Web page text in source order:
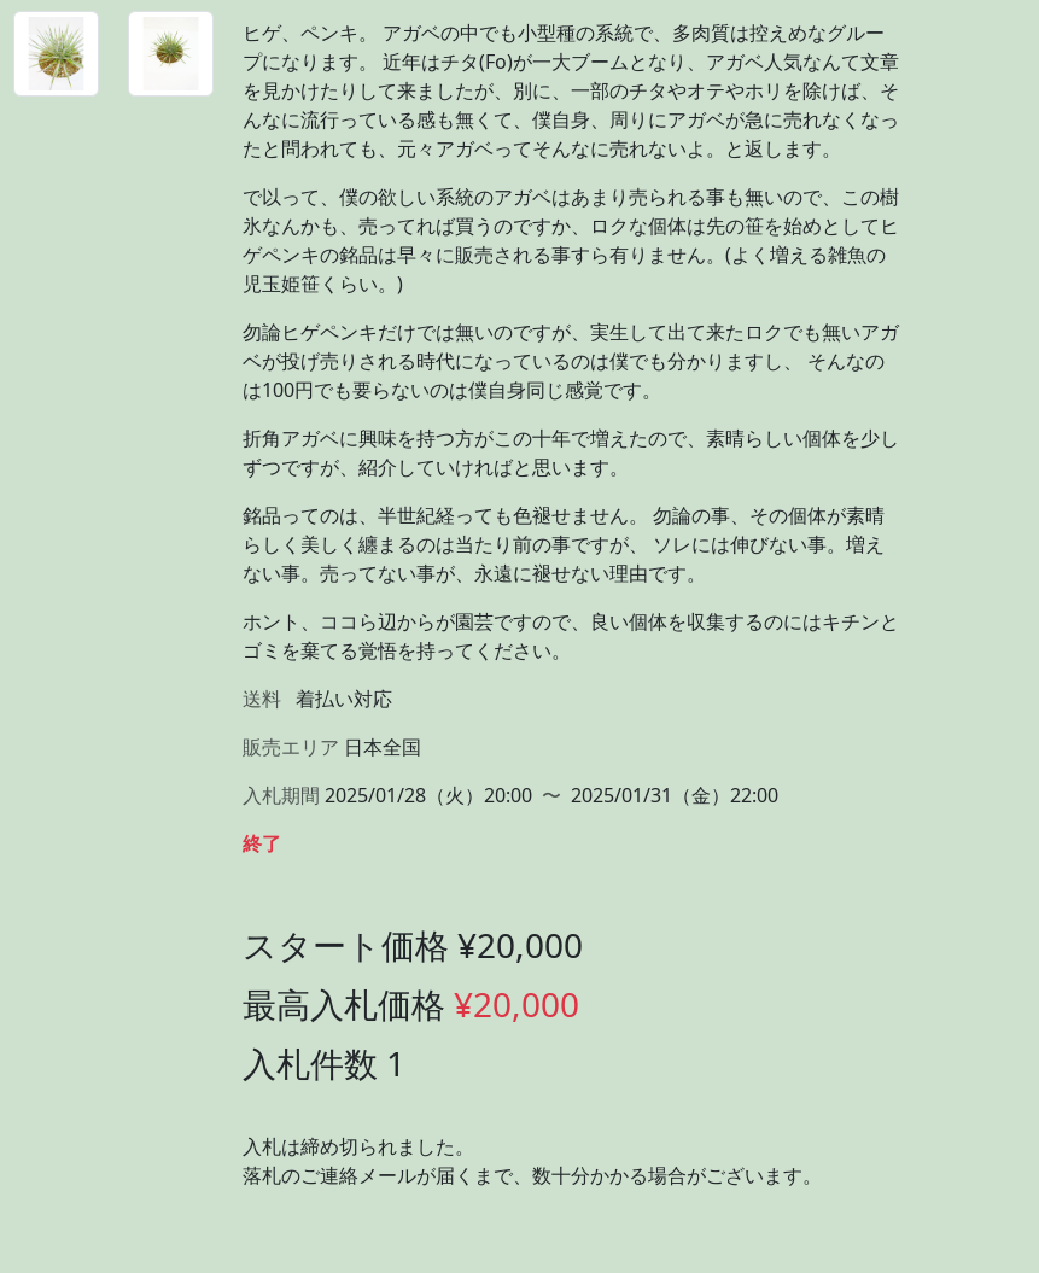
ヒゲ、ペンキ。 アガベの中でも小型種の系統で、多肉質は控えめなグルー
プになります。 近年はチタ(Fo)が一大ブームとなり、アガベ人気なんて文章
を見かけたりして来ましたが、別に、一部のチタやオテやホリを除けば、そ
んなに流行っている感も無くて、僕自身、周りにアガベが急に売れなくなっ
たと問われても、元々アガベってそんなに売れないよ。と返します。
で以って、僕の欲しい系統のアガベはあまり売られる事も無いので、この樹
氷なんかも、売ってれば買うのですか、ロクな個体は先の笹を始めとしてヒ
ゲペンキの銘品は早々に販売される事すら有りません。(よく増える雑魚の
児玉姫笹くらい。)
勿論ヒゲペンキだけでは無いのですが、実生して出て来たロクでも無いアガ
ベが投げ売りされる時代になっているのは僕でも分かりますし、 そんなの
は100円でも要らないのは僕自身同じ感覚です。
折角アガベに興味を持つ方がこの十年で増えたので、素晴らしい個体を少し
ずつですが、紹介していければと思います。
銘品ってのは、半世紀経っても色褪せません。 勿論の事、その個体が素晴
らしく美しく纏まるのは当たり前の事ですが、 ソレには伸びない事。増え
ない事。売ってない事が、永遠に褪せない理由です。
ホント、ココら辺からが園芸ですので、良い個体を収集するのにはキチンと
ゴミを棄てる覚悟を持ってください。
送料 着払い対応
販売エリア 日本全国
入札期間 2025/01/28（火）20:00 〜 2025/01/31（金）22:00
終了
スタート価格 ¥20,000
最高入札価格 ¥20,000
入札件数 1
入札は締め切られました。
落札のご連絡メールが届くまで、数十分かかる場合がございます。